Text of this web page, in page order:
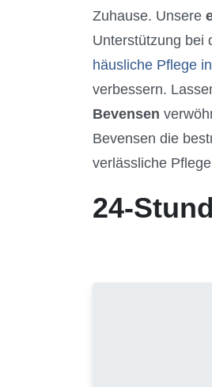
Zuhause. Unsere
Unterstützung bei
häusliche Pflege
verbessern.
Bevensen
Bevensen die
verlässliche
24-